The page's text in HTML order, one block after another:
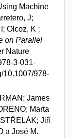
Machine
J;
Olcoz, K ;
on Parallel
Nature
3-031-
10.1007/978-
James
Marta
Jiří
a José M.